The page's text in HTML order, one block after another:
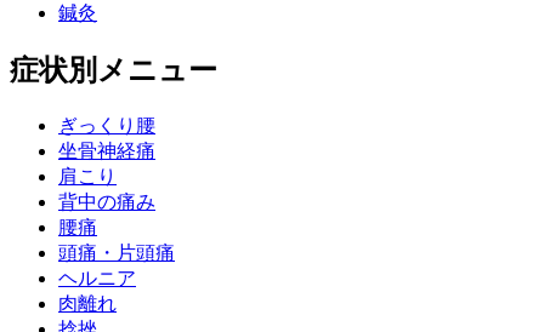
鍼灸
症状別メニュー
ぎっくり腰
坐骨神経痛
肩こり
背中の痛み
腰痛
頭痛・片頭痛
ヘルニア
肉離れ